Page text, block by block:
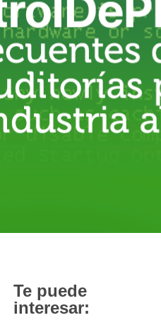
Te puede
interesar: